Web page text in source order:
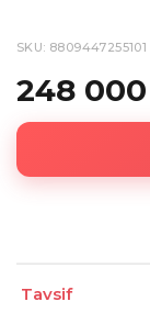
SKU: 8809447255101
248
Tavsif